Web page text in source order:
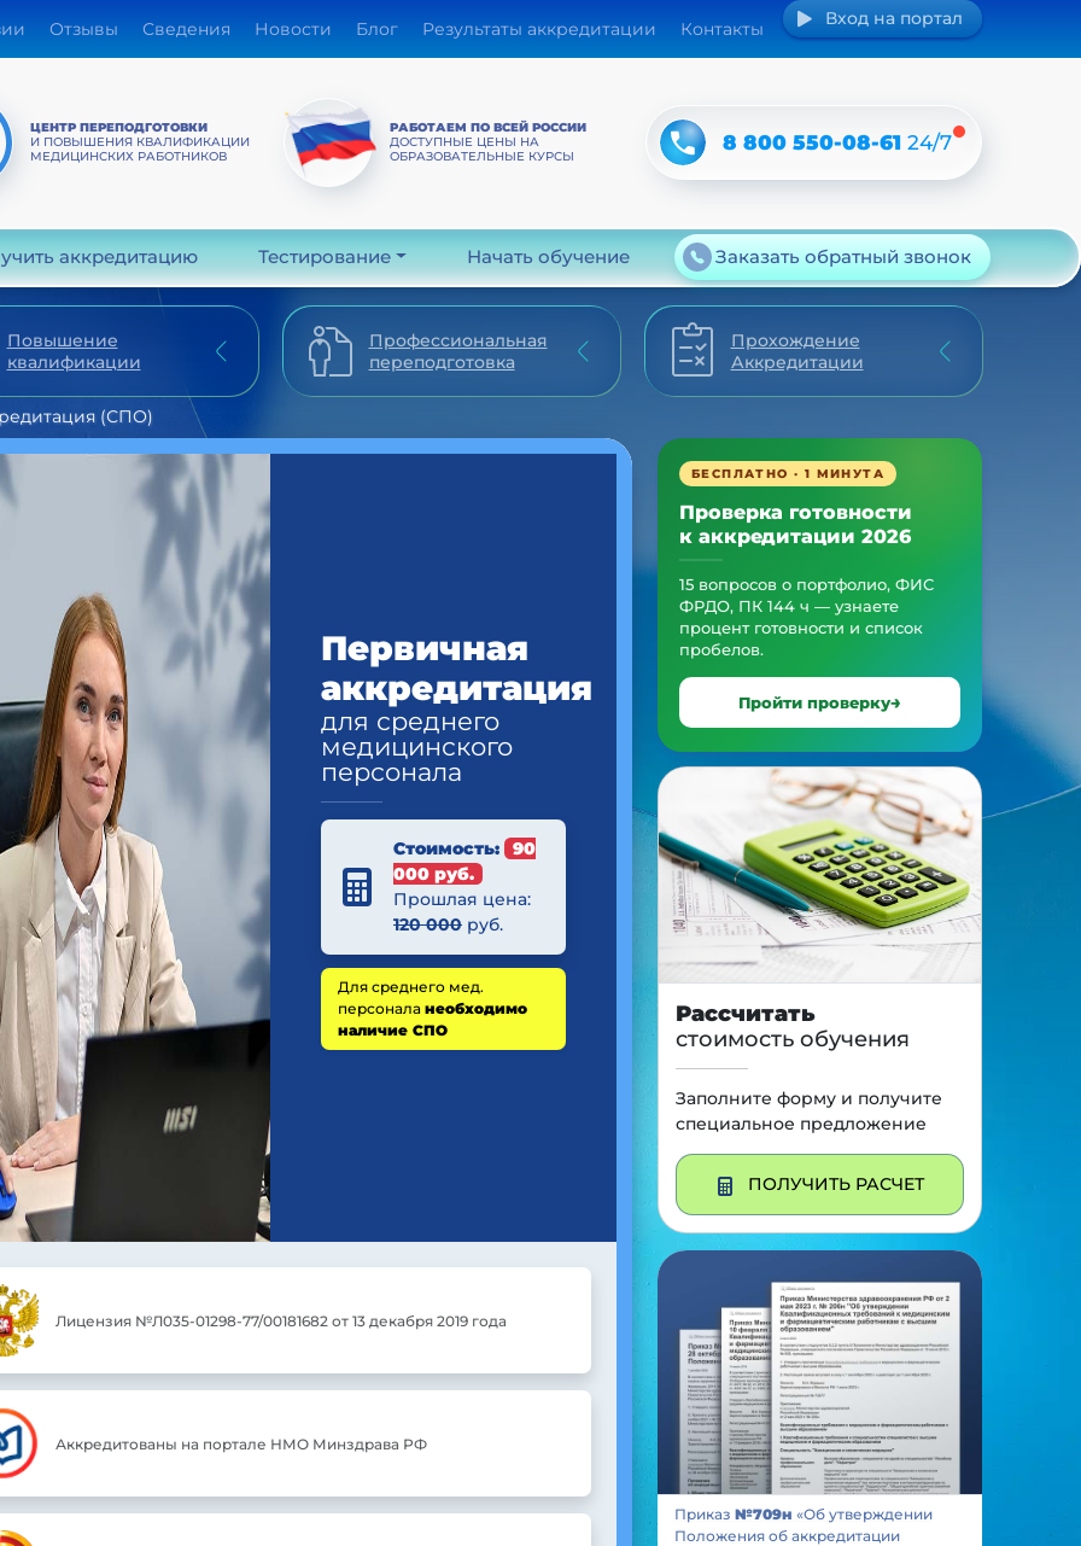
Отзывы Сведения Новости Блог Результаты аккредитации Контакты Вход на портал
ЦЕНТР ПЕРЕПОДГОТОВКИ
И ПОВЫШЕНИЯ КВАЛИФИКАЦИИ
МЕДИЦИНСКИХ РАБОТНИКОВ
РАБОТАЕМ ПО ВСЕЙ РОССИИ
ДОСТУПНЫЕ ЦЕНЫ НА
ОБРАЗОВАТЕЛЬНЫЕ КУРСЫ
8 800 550-08-6124/7
аккредитацию Тестирование Начать обучение Заказать обратный звонок
Повышение
квалификации
Профессиональная
переподготовка
Прохождение
Аккредитации
(СПО)
Первичная
аккредитация
для среднего
медицинского
персонала
Стоимость:
90
000 руб.
Прошлая цена:
120 000 руб.
Для среднего мед.
персонала необходимо
наличие СПО
Лицензия №Л035-01298-77/00181682 от 13 декабря 2019 года
Аккредитованы на портале НМО Минздрава РФ
БЕСПЛАТНО · 1 МИНУТА
Проверка готовности
к аккредитации 2026
15 вопросов о портфолио, ФИС
ФРДО, ПК 144 ч — узнаете
процент готовности и список
пробелов.
Пройти проверку
Рассчитать
стоимость обучения
Заполните форму и получите
специальное предложение
ПОЛУЧИТЬ РАСЧЕТ
Приказ №709н «Об утверждении
Положения об аккредитации